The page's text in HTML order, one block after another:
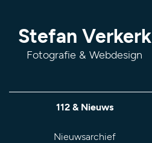
Stefan Verkerk
Fotografie & Webdesign
112 & Nieuws
Nieuwsarchief